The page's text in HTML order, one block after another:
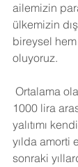
ailemizin
ülkemizin
bireysel
oluyoruz.
Ortalama
1000 lira
yalıtımı
yılda amorti
sonraki